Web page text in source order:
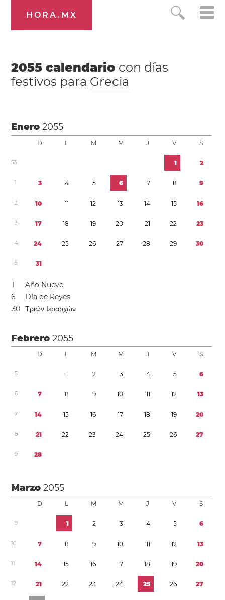
HORA.MX
2055 calendario con días
festivos para Grecia
Enero2055
D L M M J V S
53 1 2
1 3 4 5 6 7 8 9
2 10 11 12 13 14 15 16
3 17 18 19 20 21 22 23
4 24 25 26 27 28 29 30
5 31
1
Año Nuevo
6
Día de Reyes
30 Τριών Ιεραρχών
Febrero2055
D L M M J V S
5 1 2 3 4 5 6
6 7 8 9 10 11 12 13
7 14 15 16 17 18 19 20
8 21 22 23 24 25 26 27
9 28
Marzo2055
D L M M J V S
9 1 2 3 4 5 6
10 7 8 9 10 11 12 13
11 14 15 16 17 18 19 20
12 21 22 23 24 25 26 27